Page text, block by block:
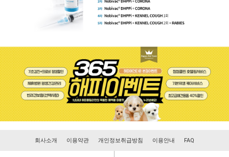
회사소개 이용약관 개인정보취급방침 이용안내 FAQ